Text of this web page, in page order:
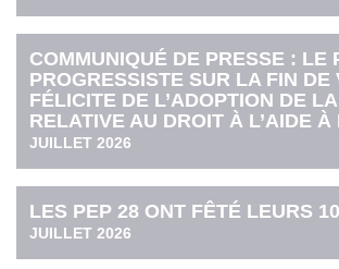
COMMUNIQUÉ DE PRESSE : LE
PROGRESSISTE SUR LA FIN DE
FÉLICITE DE L’ADOPTION DE
RELATIVE AU DROIT À L’AIDE À
JUILLET 2026
LES PEP 28 ONT FÊTÉ LEURS
JUILLET 2026